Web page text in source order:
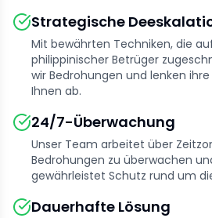
Strategische
Mit bewährten Techniken, die
philippinischer Betrüger
wir Bedrohungen und lenken
Ihnen ab.
24/7-Überwachung
Unser Team arbeitet über
Bedrohungen zu überwachen
gewährleistet Schutz rund um
Dauerhafte Lösung